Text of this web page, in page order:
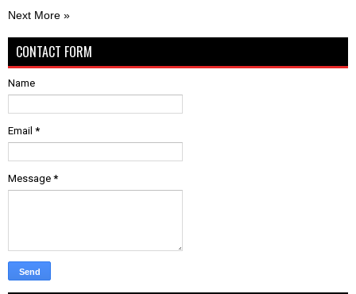
Next More »
CONTACT FORM
Name
Email *
Message *